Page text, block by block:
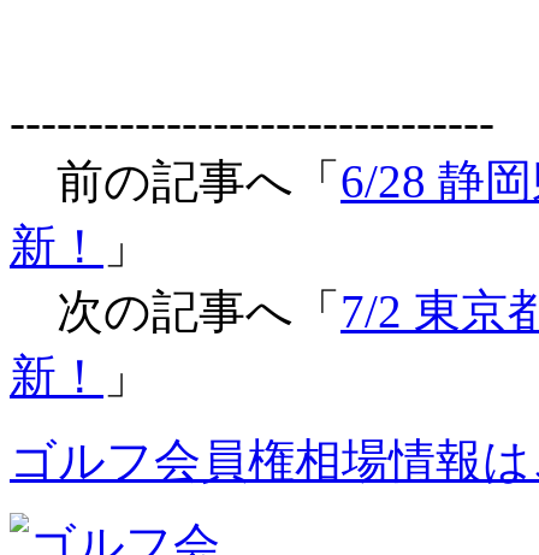
-------------------------------
前の記事へ「 6/28 静
新！
」
次の記事へ「 7/2 東京
新！
」
ゴルフ会員権相場情報